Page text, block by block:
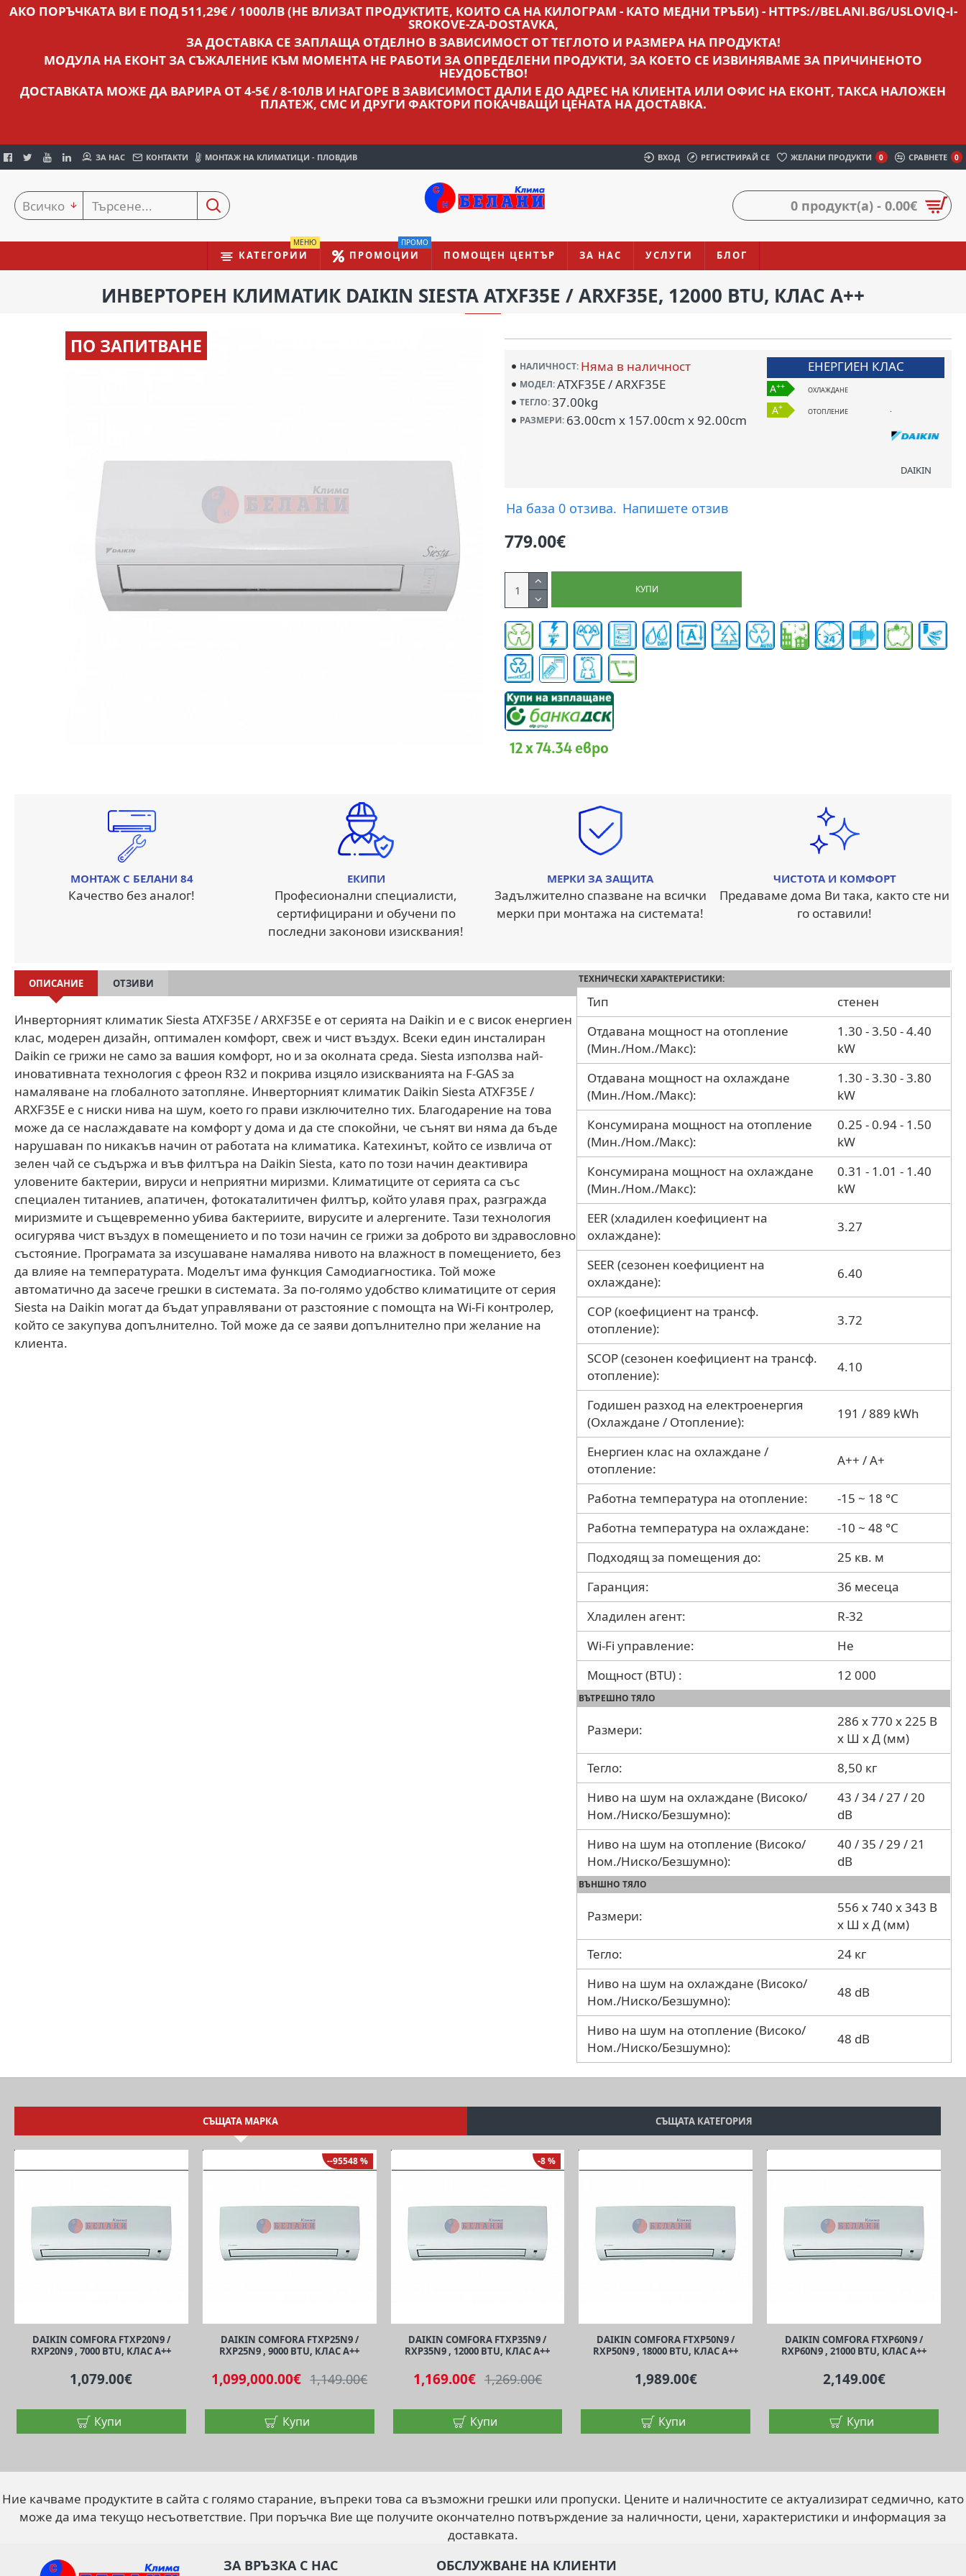
АКО ПОРЪЧКАТА ВИ Е ПОД 511,29€ / 1000ЛВ (НЕ ВЛИЗАТ ПРОДУКТИТЕ, КОИТО СА НА КИЛОГРАМ - КАТО МЕДНИ ТРЪБИ) - HTTPS://BELANI.BG/USLOVIQ-I-
SROKOVE-ZA-DOSTAVKA,
ЗА ДОСТАВКА СЕ ЗАПЛАЩА ОТДЕЛНО В ЗАВИСИМОСТ ОТ ТЕГЛОТО И РАЗМЕРА НА ПРОДУКТА!
МОДУЛА НА ЕКОНТ ЗА СЪЖАЛЕНИЕ КЪМ МОМЕНТА НЕ РАБОТИ ЗА ОПРЕДЕЛЕНИ ПРОДУКТИ, ЗА КОЕТО СЕ ИЗВИНЯВАМЕ ЗА ПРИЧИНЕНОТО
НЕУДОБСТВО!
ДОСТАВКАТА МОЖЕ ДА ВАРИРА ОТ 4-5€ / 8-10ЛВ И НАГОРЕ В ЗАВИСИМОСТ ДАЛИ Е ДО АДРЕС НА КЛИЕНТА ИЛИ ОФИС НА ЕКОНТ, ТАКСА НАЛОЖЕН
ПЛАТЕЖ, СМС И ДРУГИ ФАКТОРИ ПОКАЧВАЩИ ЦЕНАТА НА ДОСТАВКА.
ЗА НАС КОНТАКТИ МОНТАЖ НА КЛИМАТИЦИ - ПЛОВДИВ ВХОД РЕГИСТРИРАЙ СЕ ЖЕЛАНИ ПРОДУКТИ 0 СРАВНЕТЕ 0
Всичко 0 продукт(а) - 0.00€
КАТЕГОРИИ
МЕНЮ
ПРОМОЦИИ
ПРОМО
ПОМОЩЕН ЦЕНТЪР ЗА НАС УСЛУГИ БЛОГ
ИНВЕРТОРЕН КЛИМАТИК DAIKIN SIESTA ATXF35E / ARXF35E, 12000 BTU, КЛАС A++
ПО ЗАПИТВАНЕ
НАЛИЧНОСТ: Няма в наличност
МОДЕЛ:ATXF35E / ARXF35E
ТЕГЛО:37.00kg
РАЗМЕРИ: 63.00cm x 157.00cm x 92.00cm
ЕНЕРГИЕН КЛАС
A++ ОХЛАЖДАНЕ
A+ ОТОПЛЕНИЕ
DAIKIN
На база 0 отзива. Напишете отзив
779.00€
КУПИ
12 x 74.34 евро
МОНТАЖ С БЕЛАНИ 84
Качество без аналог!
ЕКИПИ
Професионални специалисти,
сертифицирани и обучени по
последни законови изисквания!
МЕРКИ ЗА ЗАЩИТА
Задължително спазване на всички
мерки при монтажа на системата!
ЧИСТОТА И КОМФОРТ
Предаваме дома Ви така, както сте ни
го оставили!
ОПИСАНИЕ ОТЗИВИ
Инверторният климатик Siesta ATXF35E / ARXF35E е от серията на Daikin и е с висок енергиен
клас, модерен дизайн, оптимален комфорт, свеж и чист въздух. Всеки един инсталиран
Daikin се грижи не само за вашия комфорт, но и за околната среда. Siesta използва най-
иновативната технология с фреон R32 и покрива изцяло изискванията на F-GAS за
намаляване на глобалното затопляне. Инверторният климатик Daikin Siesta ATXF35E /
ARXF35E е с ниски нива на шум, което го прави изключително тих. Благодарение на това
може да се наслаждавате на комфорт у дома и да сте спокойни, че сънят ви няма да бъде
нарушаван по никакъв начин от работата на климатика. Катехинът, който се извлича от
зелен чай се съдържа и във филтъра на Daikin Siesta, като по този начин деактивира
уловените бактерии, вируси и неприятни миризми. Климатиците от серията са със
специален титаниев, апатичен, фотокаталитичен филтър, който улавя прах, разгражда
миризмите и същевременно убива бактериите, вирусите и алергените. Тази технология
осигурява чист въздух в помещението и по този начин се грижи за доброто ви здравословно
състояние. Програмата за изсушаване намалява нивото на влажност в помещението, без
да влияе на температурата. Моделът има функция Самодиагностика. Той може
автоматично да засече грешки в системата. За по-голямо удобство климатиците от серия
Siesta на Daikin могат да бъдат управлявани от разстояние с помощта на Wi-Fi контролер,
който се закупува допълнително. Той може да се заяви допълнително при желание на
клиента.
ТЕХНИЧЕСКИ ХАРАКТЕРИСТИКИ:
Тип
стенен
Отдавана мощност на отопление
(Мин./Ном./Макс):
1.30 - 3.50 - 4.40
kW
Отдавана мощност на охлаждане
(Мин./Ном./Макс):
1.30 - 3.30 - 3.80
kW
Консумирана мощност на отопление
(Мин./Ном./Макс):
0.25 - 0.94 - 1.50
kW
Консумирана мощност на охлаждане
(Мин./Ном./Макс):
0.31 - 1.01 - 1.40
kW
EER (хладилен коефициент на
охлаждане):
3.27
SEER (сезонен коефициент на
охлаждане):
6.40
COP (коефициент на трансф.
отопление):
3.72
SCOP (сезонен коефициент на трансф.
отопление):
4.10
Годишен разход на електроенергия
(Охлаждане / Отопление):
191 / 889 kWh
Енергиен клас на охлаждане /
отопление:
A++ / A+
Работна температура на отопление:
-15 ~ 18 °C
Работна температура на охлаждане:
-10 ~ 48 °C
Подходящ за помещения до:
25 кв. м
Гаранция:
36 месеца
Хладилен агент:
R-32
Wi-Fi управление:
Не
Мощност (BTU) :
12 000
ВЪТРЕШНО ТЯЛО
Размери:
286 x 770 x 225 В
x Ш x Д (мм)
Тегло:
8,50 кг
Ниво на шум на охлаждане (Високо/
Ном./Ниско/Безшумно):
43 / 34 / 27 / 20
dB
Ниво на шум на отопление (Високо/
Ном./Ниско/Безшумно):
40 / 35 / 29 / 21
dB
ВЪНШНО ТЯЛО
Размери:
556 x 740 x 343 В
x Ш x Д (мм)
Тегло:
24 кг
Ниво на шум на охлаждане (Високо/
Ном./Ниско/Безшумно):
48 dB
Ниво на шум на отопление (Високо/
Ном./Ниско/Безшумно):
48 dB
СЪЩАТА МАРКА СЪЩАТА КАТЕГОРИЯ
DAIKIN COMFORA FTXP20N9 /
RXP20N9 , 7000 BTU, КЛАС A++
1,079.00€
Купи
--95548 %
DAIKIN COMFORA FTXP25N9 /
RXP25N9 , 9000 BTU, КЛАС A++
1,099,000.00€ 1,149.00€
Купи
-8 %
DAIKIN COMFORA FTXP35N9 /
RXP35N9 , 12000 BTU, КЛАС A++
1,169.00€ 1,269.00€
Купи
DAIKIN COMFORA FTXP50N9 /
RXP50N9 , 18000 BTU, КЛАС A++
1,989.00€
Купи
DAIKIN COMFORA FTXP60N9 /
RXP60N9 , 21000 BTU, КЛАС A++
2,149.00€
Купи
Ние качваме продуктите в сайта с голямо старание, въпреки това са възможни грешки или пропуски. Цените и наличностите се актуализират седмично, като
може да има текущо несъответствие. При поръчка Вие ще получите окончателно потвърждение за наличности, цени, характеристики и информация за
доставката.
ЗА ВРЪЗКА С НАС ОБСЛУЖВАНЕ НА КЛИЕНТИ